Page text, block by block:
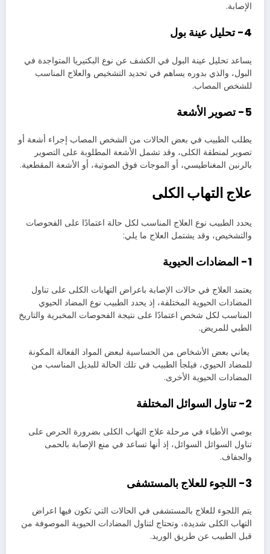
الإصابة.
4- تحليل عينة بول
يساعد تحليل عينة البول في الكشف عن نوع البكتيريا المتواجدة في
البول، والذي بدوره يساهم في تحديد التشخيص والعلاج المناسب
للشخص المصاب.
5- تصوير الأشعة
يطلب الطبيب في بعض الحالات من الشخص المصاب إجراء أشعة أو
تصوير لمنطقة الكلى، وقد تشمل الأشعة المطلوبة على التصوير
بالرنين المغناطيسي، أو الموجات فوق الصوتية، أو الأشعة المقطعية.
علاج التهاب الكلى
يحدد الطبيب نوع العلاج المناسب لكل حالة اعتمادًا على الفحوصات
والتشخيص، وقد يشتمل العلاج ما يلي:
1- المضادات الحيوية
يعتمد العلاج في حالات الإصابة باعراض التهابات الكلى على تناول
المضادات الحيوية المختلفة، إذ يحدد الطبيب نوع المضاد الحيوي
المناسب لكل شخص اعتمادًا على نتيجة الفحوصات المخبرية والتاريخ
الطبي للمريض.
يعاني بعض الأشخاص من الحساسية لبعض المواد الفعالة المكونة
للمضاد الحيوي، فيلجأ الطبيب في تلك الحالة للبديل المناسب من
المضادات الحيوية الأخرى.
2- تناول السوائل المختلفة
يوصي الأطباء في مرحلة علاج التهاب الكلى بضرورة الحرص على
تناول السوائل السوائل، إذ أنها تساعد في منع الإصابة بالحمى
والجفاف.
3- اللجوء للعلاج بالمستشفى
يتم اللجوء للعلاج بالمستشفى في الحالات التي تكون فيها اعراض
التهاب الكلى شديدة، وتحتاج لتناول المضادات الحيوية الموصوفة من
قبل الطبيب عن طريق الوريد.